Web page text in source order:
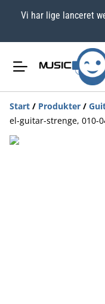
Vi har lige lanceret
Start / Produkter /
el-guitar-strenge, 010-